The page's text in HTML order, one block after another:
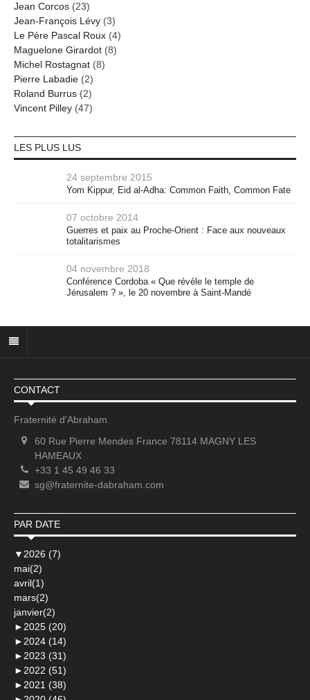
Jean Corcos (23)
Jean-François Lévy (3)
Le Père Pascal Roux (4)
Maguelone Girardot (8)
Michel Rostagnat (8)
Pierre Labadie (2)
Roland Burrus (2)
Vincent Pilley (47)
LES PLUS LUS
24 septembre 2015
Yom Kippur, Eid al-Adha: Common Faith, Common Fate
07 octobre 2014
Guerres et paix au Proche-Orient : Face aux nouveaux
totalitarismes
04 novembre 2018
Conférence Cordoba « Que révèle le temple de
Jérusalem ? », le 20 novembre à Saint-Mandé
CONTACT
Fraternité d'Abraham
60 Rue Pierre Mendes France 78114 MAGNY LES
HAMEAUX
+33 1 45 49 46 33
sg@fraternite-dabraham.com
PAR DATE
▼ 2026 (7)
mai(2)
avril(1)
mars(2)
janvier(2)
► 2025 (20)
► 2024 (14)
► 2023 (31)
► 2022 (51)
► 2021 (38)